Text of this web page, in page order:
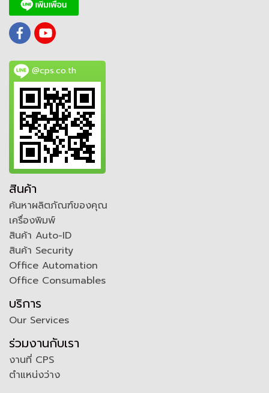
@cps.co.th
สินค้า
ค้นหาผลิตภัณฑ์ของคุณ
เครื่องพิมพ์
สินค้า Auto-ID
สินค้า Security
Office Automation
Office Consumables
บริการ
Our Services
ร่วมงานกับเรา
งานที่ CPS
ตำแหน่งว่าง